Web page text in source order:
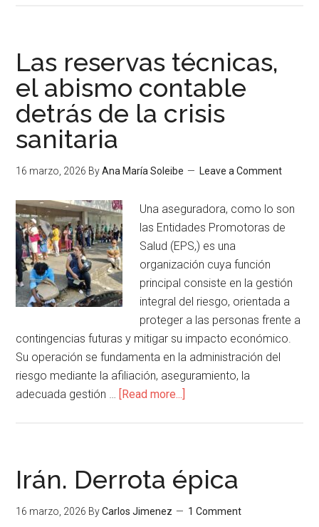
Las reservas técnicas,
el abismo contable
detrás de la crisis
sanitaria
16 marzo, 2026 ByAna María Soleibe Leave a Comment
Una aseguradora, como lo son
las Entidades Promotoras de
Salud (EPS,) es una
organización cuya función
principal consiste en la gestión
integral del riesgo, orientada a
proteger a las personas frente a
contingencias futuras y mitigar su impacto económico.
Su operación se fundamenta en la administración del
riesgo mediante la afiliación, aseguramiento, la
adecuada gestión … [Read more...]
Irán. Derrota épica
16 marzo, 2026 ByCarlos Jimenez 1 Comment